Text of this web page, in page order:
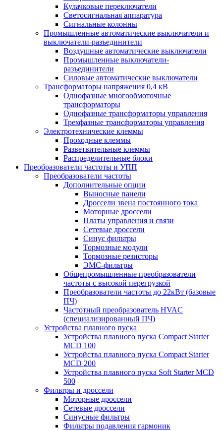
Кулачковые переключатели
Светосигнальная аппаратура
Сигнальные колонны
Промышленные автоматические выключатели и
выключатели-разъединители
Воздушные автоматические выключатели
Промышленные выключатели-
разъединители
Силовые автоматические выключатели
Трансформаторы напряжения 0,4 кВ
Однофазные многообмоточные
трансформаторы
Однофазные трансформаторы управления
Трехфазные трансформаторы управления
Электротехнические клеммы
Проходные клеммы
Разветвительные клеммы
Распределительные блоки
Преобразователи частоты и УПП
Преобразователи частоты
Дополнительные опции
Выносные панели
Дроссели звена постоянного тока
Моторные дроссели
Платы управления и связи
Сетевые дроссели
Синус фильтры
Тормозные модули
Тормозные резисторы
ЭМС-фильтры
Общепромышленные преобразователи
частоты с высокой перегрузкой
Преобразователи частоты до 22кВт (базовые
ПЧ)
Частотный преобразователь HVAC
(специализированный ПЧ)
Устройства плавного пуска
Устройства плавного пуска Compact Starter
MCD 100
Устройства плавного пуска Compact Starter
MCD 200
Устройства плавного пуска Soft Starter MCD
500
Фильтры и дроссели
Моторные дроссели
Сетевые дроссели
Синусные фильтры
Фильтры подавления гармоник